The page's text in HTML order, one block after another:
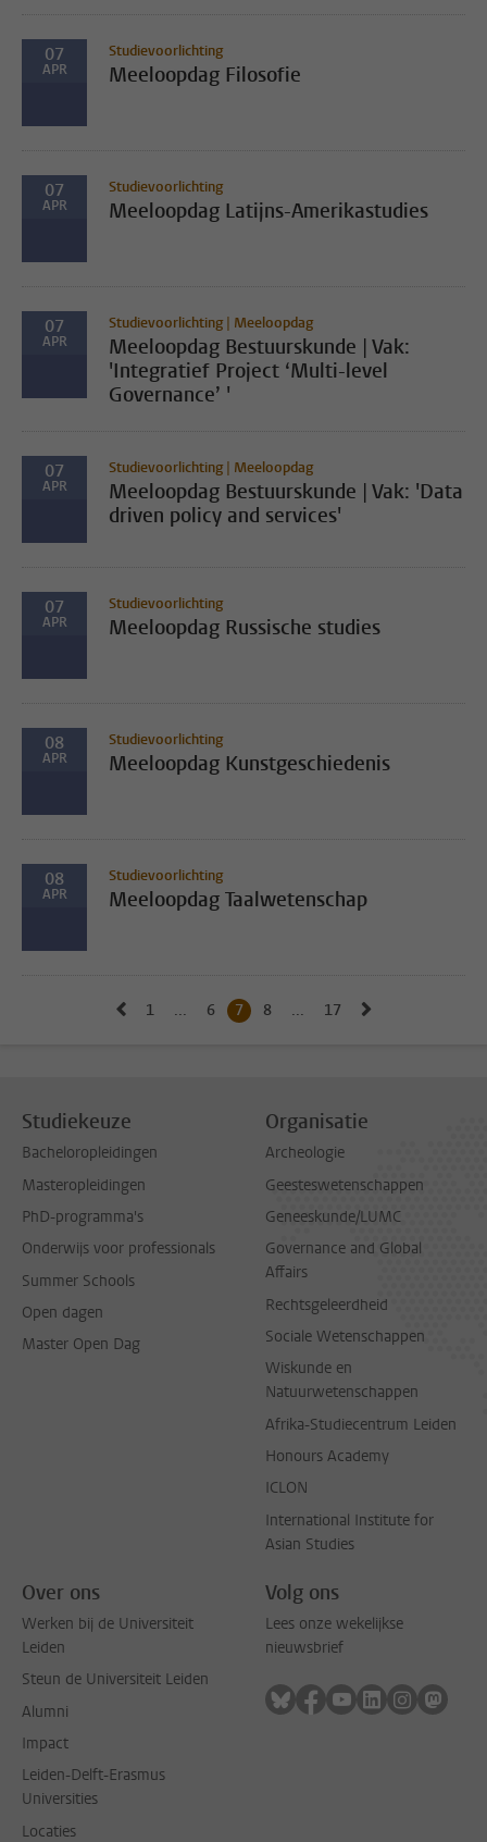
07
APR
Studievoorlichting
Meeloopdag Filosofie
07
APR
Studievoorlichting
Meeloopdag Latijns-Amerikastudies
07
APR
Studievoorlichting | Meeloopdag
Meeloopdag Bestuurskunde | Vak:
'Integratief Project ‘Multi-level
Governance’ '
07
APR
Studievoorlichting | Meeloopdag
Meeloopdag Bestuurskunde | Vak: 'Data
driven policy and services'
07
APR
Studievoorlichting
Meeloopdag Russische studies
08
APR
Studievoorlichting
Meeloopdag Kunstgeschiedenis
08
APR
Studievoorlichting
Meeloopdag Taalwetenschap
Naar vorige pagina, pagina 6
Naar eerste pagina, pagina
1 ... Naar pagina
6 Huidige pagina, pagina
7 Naar pagina
8 ... Naar laatste pagina,
17
Studiekeuze
Bacheloropleidingen
Masteropleidingen
PhD-programma's
Onderwijs voor professionals
Summer Schools
Open dagen
Master Open Dag
Organisatie
Archeologie
Geesteswetenschappen
Geneeskunde/LUMC
Governance and Global
Affairs
Rechtsgeleerdheid
Sociale Wetenschappen
Wiskunde en
Natuurwetenschappen
Afrika-Studiecentrum Leiden
Honours Academy
ICLON
International Institute for
Asian Studies
Over ons
Werken bij de Universiteit
Leiden
Steun de Universiteit Leiden
Alumni
Impact
Leiden-Delft-Erasmus
Universities
Locaties
Volg ons
Lees onze wekelijkse
nieuwsbrief
Volg ons op bluesky
Volg ons op facebook
Volg ons op
Volg ons op
Volg ons
Volg